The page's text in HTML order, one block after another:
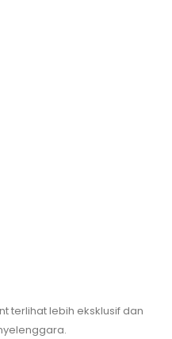
terlihat lebih eksklusif dan